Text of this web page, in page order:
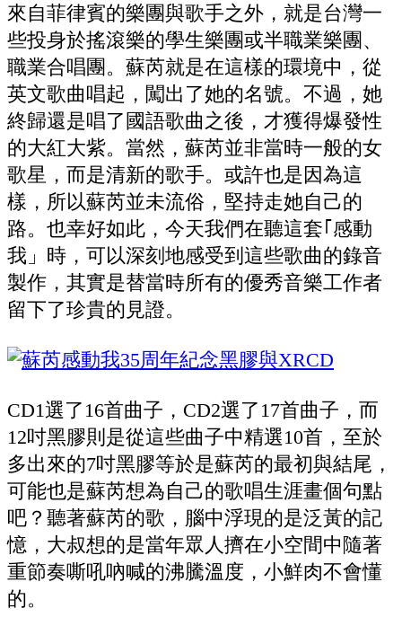
來自菲律賓的樂團與歌手之外，就是台灣一
些投身於搖滾樂的學生樂團或半職業樂團、
職業合唱團。蘇芮就是在這樣的環境中，從
英文歌曲唱起，闖出了她的名號。不過，她
終歸還是唱了國語歌曲之後，才獲得爆發性
的大紅大紫。當然，蘇芮並非當時一般的女
歌星，而是清新的歌手。或許也是因為這
樣，所以蘇芮並未流俗，堅持走她自己的
路。也幸好如此，今天我們在聽這套｢感動
我」時，可以深刻地感受到這些歌曲的錄音
製作，其實是替當時所有的優秀音樂工作者
留下了珍貴的見證。
CD1選了16首曲子，CD2選了17首曲子，而
12吋黑膠則是從這些曲子中精選10首，至於
多出來的7吋黑膠等於是蘇芮的最初與結尾，
可能也是蘇芮想為自己的歌唱生涯畫個句點
吧？聽著蘇芮的歌，腦中浮現的是泛黃的記
憶，大叔想的是當年眾人擠在小空間中隨著
重節奏嘶吼吶喊的沸騰溫度，小鮮肉不會懂
的。